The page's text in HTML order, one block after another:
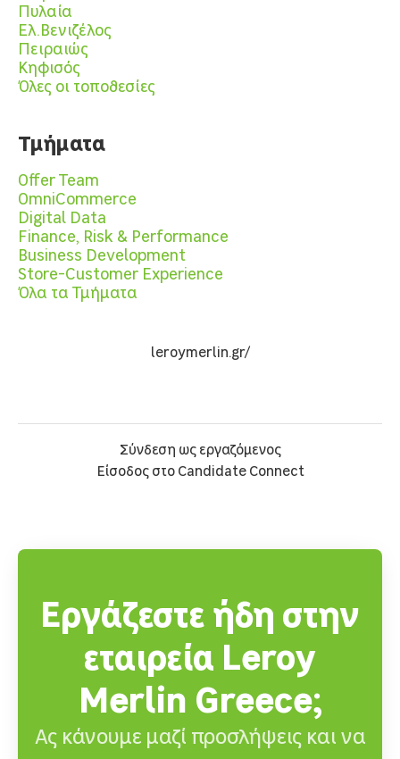
Πυλαία
Ελ.Βενιζέλος
Πειραιώς
Κηφισός
Όλες οι τοποθεσίες
Τμήματα
Offer Team
OmniCommerce
Digital Data
Finance, Risk & Performance
Business Development
Store-Customer Experience
Όλα τα Τμήματα
leroymerlin.gr/
Σύνδεση ως εργαζόμενος
Είσοδος στο Candidate Connect
Εργάζεστε ήδη στην
εταιρεία Leroy
Merlin Greece;
Ας κάνουμε μαζί προσλήψεις και να